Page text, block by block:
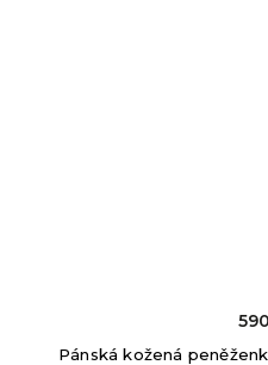
Pánská kožená